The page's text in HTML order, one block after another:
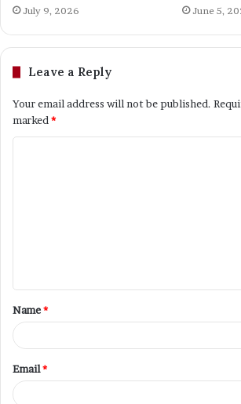
July 9, 2026 June 5,
Leave a Reply
Your email address will not be published.
marked *
t
*
Name*
Email*